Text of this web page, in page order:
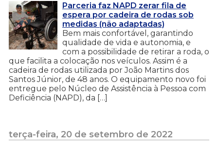
Parceria faz NAPD zerar fila de
espera por cadeira de rodas sob
medidas (não adaptadas)
Bem mais confortável, garantindo
qualidade de vida e autonomia, e
com a possibilidade de retirar a roda, o
que facilita a colocação nos veículos. Assim é a
cadeira de rodas utilizada por João Martins dos
Santos Júnior, de 48 anos. O equipamento novo foi
entregue pelo Núcleo de Assistência à Pessoa com
Deficiência (NAPD), da […]
terça-feira, 20 de setembro de 2022